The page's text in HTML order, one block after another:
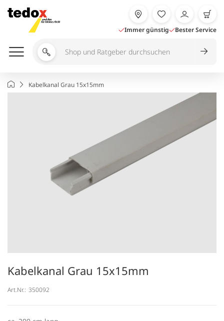
Inhalt
springen
Immer günstig Bester Service
Shop
durchsuchen
StartseiteKabelkanal Grau 15x15mm
Kabelkanal Grau 15x15mm
Art.Nr.: 350092